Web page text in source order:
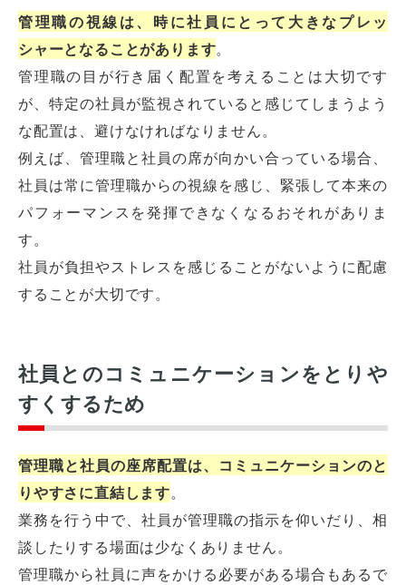
管理職の視線は、時に社員にとって大きなプレッ
シャーとなることがあります。
管理職の目が行き届く配置を考えることは大切です
が、特定の社員が監視されていると感じてしまうよう
な配置は、避けなければなりません。
例えば、管理職と社員の席が向かい合っている場合、
社員は常に管理職からの視線を感じ、緊張して本来の
パフォーマンスを発揮できなくなるおそれがありま
す。
社員が負担やストレスを感じることがないように配慮
することが大切です。
社員とのコミュニケーションをとりや
すくするため
管理職と社員の座席配置は、コミュニケーションのと
りやすさに直結します。
業務を行う中で、社員が管理職の指示を仰いだり、相
談したりする場面は少なくありません。
管理職から社員に声をかける必要がある場合もあるで